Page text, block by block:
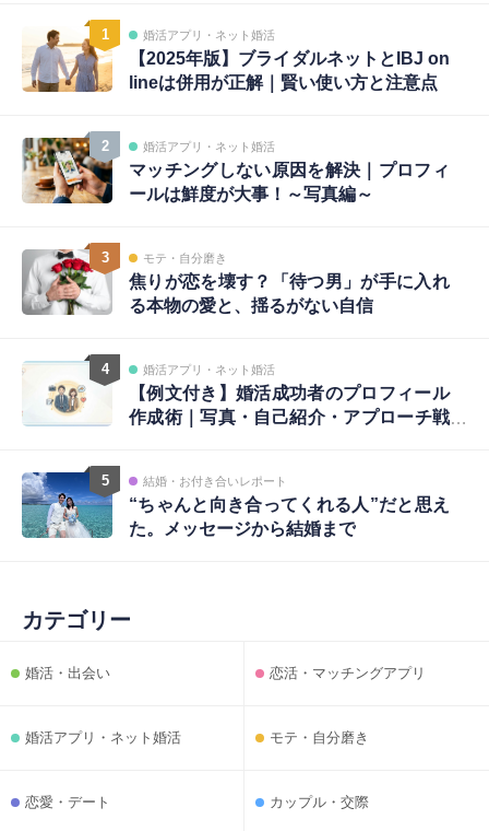
1 婚活アプリ・ネット婚活
【2025年版】ブライダルネットとIBJ on
lineは併用が正解｜賢い使い方と注意点
2 婚活アプリ・ネット婚活
マッチングしない原因を解決｜プロフィ
ールは鮮度が大事！～写真編～
3 モテ・自分磨き
焦りが恋を壊す？「待つ男」が手に入れ
る本物の愛と、揺るがない自信
4 婚活アプリ・ネット婚活
【例文付き】婚活成功者のプロフィール
作成術｜写真・自己紹介・アプローチ戦
5 結婚・お付き合いレポート
“ちゃんと向き合ってくれる人”だと思え
た。メッセージから結婚まで
カテゴリー
婚活・出会い 恋活・マッチングアプリ
婚活アプリ・ネット婚活 モテ・自分磨き
恋愛・デート カップル・交際